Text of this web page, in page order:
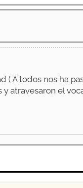
( A todos nos ha
atravesaron el